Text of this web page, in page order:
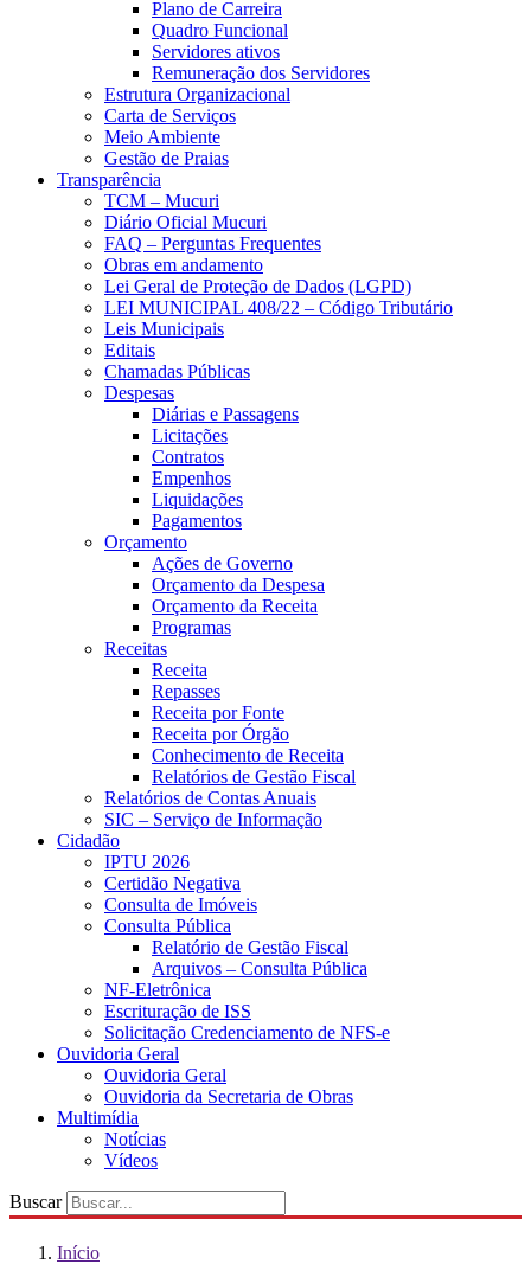
Plano de Carreira
Quadro Funcional
Servidores ativos
Remuneração dos Servidores
Estrutura Organizacional
Carta de Serviços
Meio Ambiente
Gestão de Praias
Transparência
TCM – Mucuri
Diário Oficial Mucuri
FAQ – Perguntas Frequentes
Obras em andamento
Lei Geral de Proteção de Dados (LGPD)
LEI MUNICIPAL 408/22 – Código Tributário
Leis Municipais
Editais
Chamadas Públicas
Despesas
Diárias e Passagens
Licitações
Contratos
Empenhos
Liquidações
Pagamentos
Orçamento
Ações de Governo
Orçamento da Despesa
Orçamento da Receita
Programas
Receitas
Receita
Repasses
Receita por Fonte
Receita por Órgão
Conhecimento de Receita
Relatórios de Gestão Fiscal
Relatórios de Contas Anuais
SIC – Serviço de Informação
Cidadão
IPTU 2026
Certidão Negativa
Consulta de Imóveis
Consulta Pública
Relatório de Gestão Fiscal
Arquivos – Consulta Pública
NF-Eletrônica
Escrituração de ISS
Solicitação Credenciamento de NFS-e
Ouvidoria Geral
Ouvidoria Geral
Ouvidoria da Secretaria de Obras
Multimídia
Notícias
Vídeos
Buscar
Início